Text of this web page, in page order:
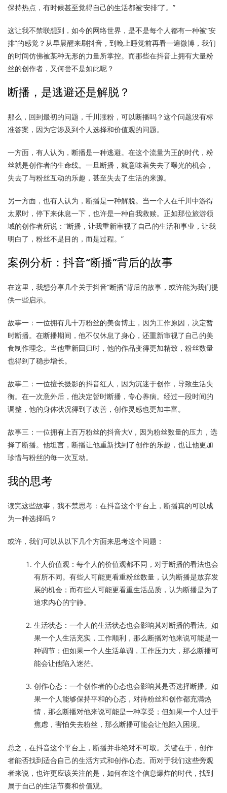
保持热点，有时候甚至觉得自己的生活都被‘安排’了。”
这让我不禁联想到，如今的网络世界，是不是每个人都有一种被“安
排”的感觉？从早晨醒来刷抖音，到晚上睡觉前再看一遍微博，我们
的时间仿佛被某种无形的力量所掌控。而那些在抖音上拥有大量粉
丝的创作者，又何尝不是如此呢？
断播，是逃避还是解脱？
那么，回到最初的问题，千川涨粉，可以断播吗？这个问题没有标
准答案，因为它涉及到个人选择和价值观的问题。
一方面，有人认为，断播是一种逃避。在这个流量为王的时代，粉
丝就是创作者的生命线。一旦断播，就意味着失去了曝光的机会，
失去了与粉丝互动的乐趣，甚至失去了生活的来源。
另一方面，也有人认为，断播是一种解脱。当一个人在千川中游得
太累时，停下来休息一下，也许是一种自我救赎。正如那位旅游领
域的创作者所说：“断播，让我重新审视了自己的生活和事业，让我
明白了，粉丝不是目的，而是过程。”
案例分析：抖音“断播”背后的故事
在这里，我想分享几个关于抖音“断播”背后的故事，或许能为我们提
供一些启示。
故事一：一位拥有几十万粉丝的美食博主，因为工作原因，决定暂
时断播。在断播期间，他不仅休息了身心，还重新审视了自己的美
食制作理念。当他重新回归时，他的作品变得更加精致，粉丝数量
也得到了稳步增长。
故事二：一位擅长摄影的抖音红人，因为沉迷于创作，导致生活失
衡。在一次意外后，他决定暂时断播，专心养病。经过一段时间的
调整，他的身体状况得到了改善，创作灵感也更加丰富。
故事三：一位拥有上百万粉丝的抖音大V，因为粉丝数量的压力，选
择了断播。他坦言，断播让他重新找到了创作的乐趣，也让他更加
珍惜与粉丝的每一次互动。
我的思考
读完这些故事，我不禁思考：在抖音这个平台上，断播真的可以成
为一种选择吗？
或许，我们可以从以下几个方面来思考这个问题：
个人价值观：每个人的价值观都不同，对于断播的看法也会
有所不同。有些人可能更看重粉丝数量，认为断播是放弃发
展的机会；而有些人可能更看重生活品质，认为断播是为了
追求内心的宁静。
生活状态：一个人的生活状态也会影响其对断播的看法。如
果一个人生活充实，工作顺利，那么断播对他来说可能是一
种调节；但如果一个人生活单调，工作压力大，那么断播可
能会让他陷入迷茫。
创作心态：一个创作者的心态也会影响其是否选择断播。如
果一个人能够保持平和的心态，对待粉丝和创作都充满热
情，那么断播对他来说可能是一种享受；但如果一个人过于
焦虑，害怕失去粉丝，那么断播可能会让他陷入困境。
总之，在抖音这个平台上，断播并非绝对不可取。关键在于，创作
者能否找到适合自己的生活方式和创作心态。而对于我们这些旁观
者来说，也许更应该关注的是，如何在这个信息爆炸的时代，找到
属于自己的生活节奏和价值观。